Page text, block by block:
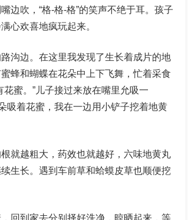
边吹，“格-格-格”的笑声不绝于耳。孩子
心欢喜地疯玩起来。
边。在这里我发现了生长着成片的地
蜂和蝴蝶在花朵中上下飞舞，忙着采食
蜜。”儿子接过来放在嘴里允吸一
吸着花蜜，我在一边用小铲子挖着地黄
越粗大，药效也就越好，六味地黄丸
生长。遇到车前草和蛤蟆皮草也顺便挖
到家去分别择好洗净，晾晒起来，等